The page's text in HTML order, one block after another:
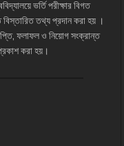
ভর্তি পরীক্ষার বিগত
তথ্য প্রদান করা হয় ।
ফলাফল ও নিয়োগ সংক্রান্ত
করা হয়।